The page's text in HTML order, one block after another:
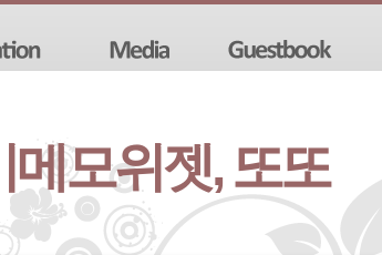
모위젯, 또또